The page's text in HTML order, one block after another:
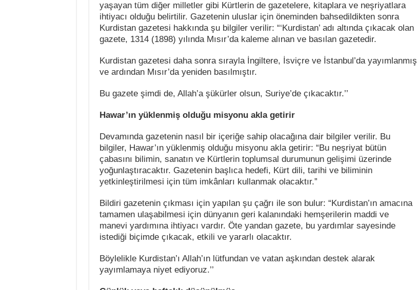
yaşayan tüm diğer milletler gibi Kürtlerin de gazetelere, kitaplara ve neşriyatlara
ihtiyacı olduğu belirtilir. Gazetenin uluslar için öneminden bahsedildikten sonra
Kurdistan gazetesi hakkında şu bilgiler verilir: “‘Kurdistan’ adı altında çıkacak olan
gazete, 1314 (1898) yılında Mısır’da kaleme alınan ve basılan gazetedir.
Kurdistan gazetesi daha sonra sırayla İngiltere, İsviçre ve İstanbul’da yayımlanmış
ve ardından Mısır’da yeniden basılmıştır.
Bu gazete şimdi de, Allah’a şükürler olsun, Suriye’de çıkacaktır.’’
Hawar’ın yüklenmiş olduğu misyonu akla getirir
Devamında gazetenin nasıl bir içeriğe sahip olacağına dair bilgiler verilir. Bu
bilgiler, Hawar’ın yüklenmiş olduğu misyonu akla getirir: “Bu neşriyat bütün
çabasını bilimin, sanatın ve Kürtlerin toplumsal durumunun gelişimi üzerinde
yoğunlaştıracaktır. Gazetenin başlıca hedefi, Kürt dili, tarihi ve biliminin
yetkinleştirilmesi için tüm imkânları kullanmak olacaktır.”
Bildiri gazetenin çıkması için yapılan şu çağrı ile son bulur: “Kurdistan’ın amacına
tamamen ulaşabilmesi için dünyanın geri kalanındaki hemşerilerin maddi ve
manevi yardımına ihtiyacı vardır. Öte yandan gazete, bu yardımlar sayesinde
istediği biçimde çıkacak, etkili ve yararlı olacaktır.
Böylelikle Kurdistan’ı Allah’ın lütfundan ve vatan aşkından destek alarak
yayımlamaya niyet ediyoruz.’’